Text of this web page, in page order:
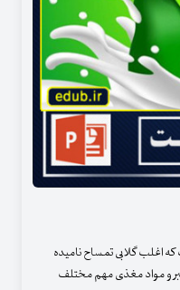
اغلب گلابی تمساح نامیده
و مواد مغذی مهم مختلف